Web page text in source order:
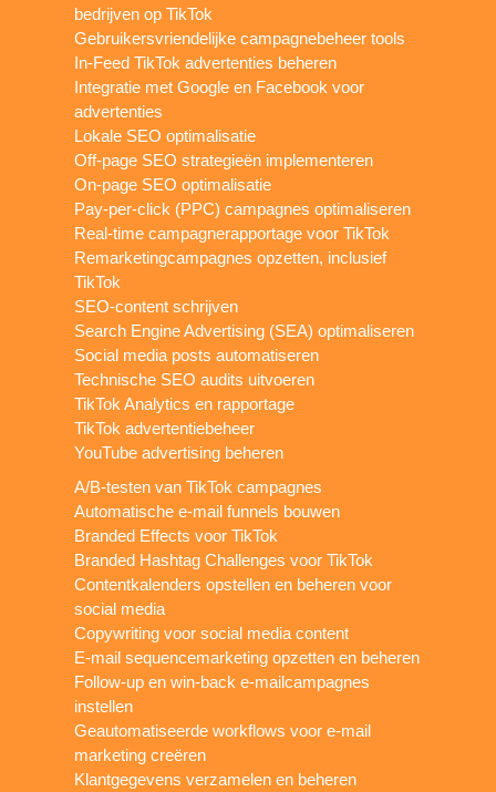
bedrijven op TikTok
Gebruikersvriendelijke campagnebeheer tools
In-Feed TikTok advertenties beheren
Integratie met Google en Facebook voor
advertenties
Lokale SEO optimalisatie
Off-page SEO strategieën implementeren
On-page SEO optimalisatie
Pay-per-click (PPC) campagnes optimaliseren
Real-time campagnerapportage voor TikTok
Remarketingcampagnes opzetten, inclusief
TikTok
SEO-content schrijven
Search Engine Advertising (SEA) optimaliseren
Social media posts automatiseren
Technische SEO audits uitvoeren
TikTok Analytics en rapportage
TikTok advertentiebeheer
YouTube advertising beheren
A/B-testen van TikTok campagnes
Automatische e-mail funnels bouwen
Branded Effects voor TikTok
Branded Hashtag Challenges voor TikTok
Contentkalenders opstellen en beheren voor
social media
Copywriting voor social media content
E-mail sequencemarketing opzetten en beheren
Follow-up en win-back e-mailcampagnes
instellen
Geautomatiseerde workflows voor e-mail
marketing creëren
Klantgegevens verzamelen en beheren